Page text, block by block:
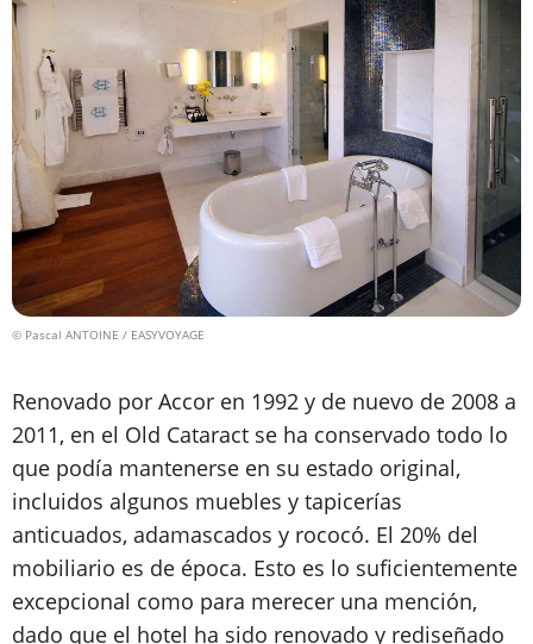
© Pascal ANTOINE / EASYVOYAGE
Renovado por Accor en 1992 y de nuevo de 2008 a
2011, en el Old Cataract se ha conservado todo lo
que podía mantenerse en su estado original,
incluidos algunos muebles y tapicerías
anticuados, adamascados y rococó. El 20% del
mobiliario es de época. Esto es lo suficientemente
excepcional como para merecer una mención,
dado que el hotel ha sido renovado y rediseñado